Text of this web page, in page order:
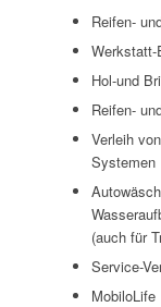
Reifen-
Werkstatt-
Hol-und
Reifen-
Verleih
Systemen
(auch für
Service-
MobiloLife